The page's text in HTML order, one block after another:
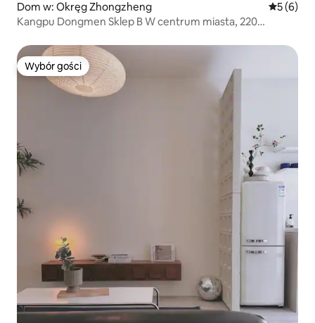
Dom w: Okręg Zhongzheng Średnia
5 (6)
Kangpu Dongmen Sklep B W centrum miasta, 220
wolnostojący, piętrowy domek.
Wybór gości
Wybór gości